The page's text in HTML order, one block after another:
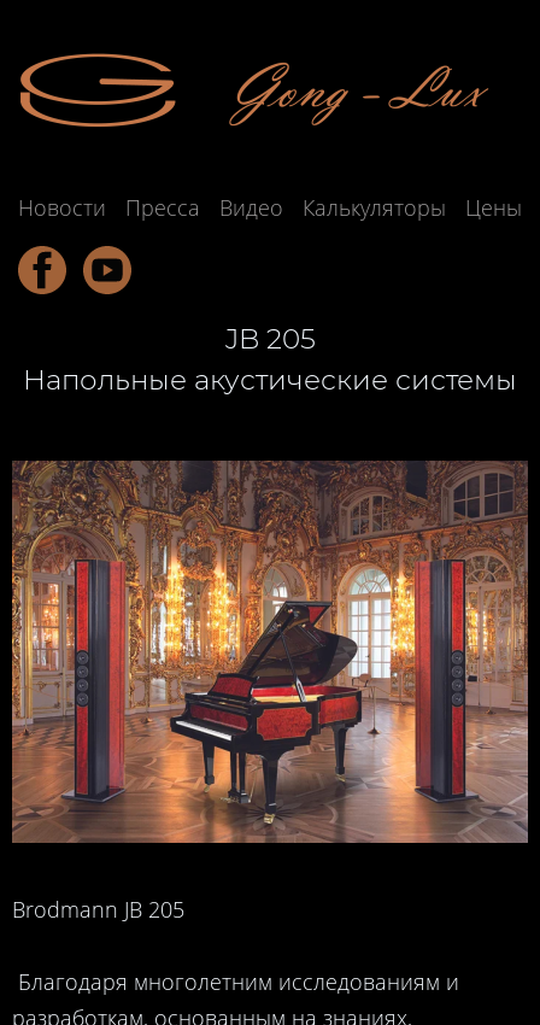
Новости Пресса Видео Калькуляторы Цены
JB 205
Напольные акустические системы
Brodmann JB 205
Благодаря многолетним исследованиям и
разработкам, основанным на знаниях,